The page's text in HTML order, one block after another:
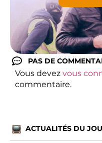
PAS DE
Vous devez vous
commentaire.
ACTUALITÉS DU